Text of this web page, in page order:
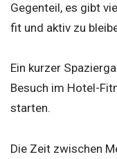
Gegenteil, es gibt
fit und aktiv zu
Ein kurzer
Besuch im Hotel-
starten.
Die Zeit zwischen